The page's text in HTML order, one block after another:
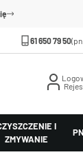
61 650 79 50
I
ZMYWANIE